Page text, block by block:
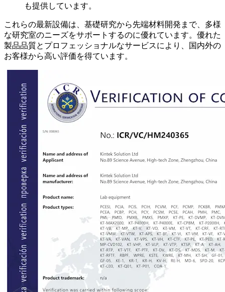
も提供しています。
これらの最新設備は、基礎研究から先端材料開発まで、多様
な研究室のニーズをサポートするのに優れています。優れた
製品品質とプロフェッショナルなサービスにより、国内外の
お客様から高い評価を得ています。